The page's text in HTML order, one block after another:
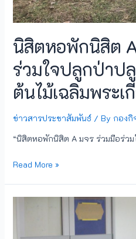
นิสิตหอพักนิสิต
ร่วมใจปลูกป่าป
ต้นไม้เฉลิมพระเ
ข่าวสารประชาสัมพันธ์/ By กองกิ
“นิสิตหอพักนิสิต A มจร ร่วมมือร่ว
Read More »